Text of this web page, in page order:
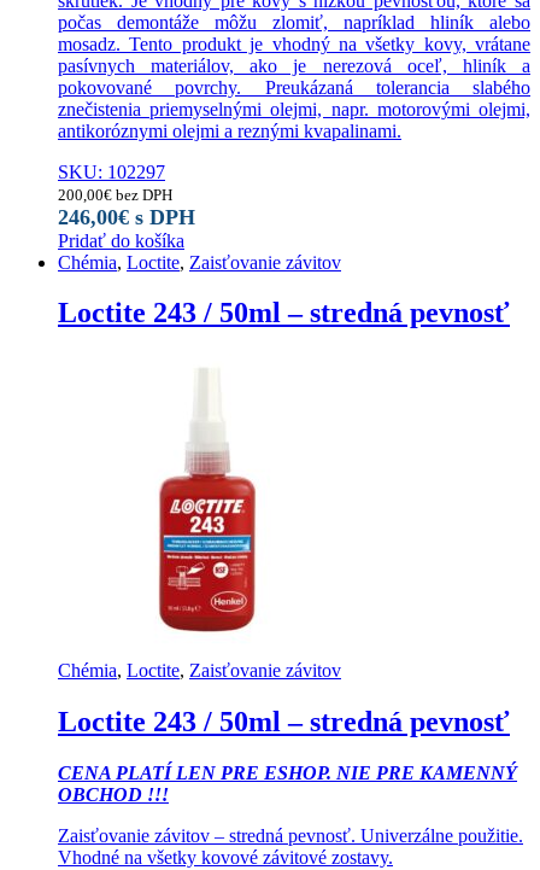
počas demontáže môžu zlomiť, napríklad hliník alebo
mosadz. Tento produkt je vhodný na všetky kovy, vrátane
pasívnych materiálov, ako je nerezová oceľ, hliník a
pokovované povrchy. Preukázaná tolerancia slabého
znečistenia priemyselnými olejmi, napr. motorovými olejmi,
antikoróznymi olejmi a reznými kvapalinami.
SKU: 102297
200,00€ bez DPH
246,00€ s DPH
Pridať do košíka
Chémia, Loctite, Zaisťovanie závitov
Loctite 243 / 50ml – stredná pevnosť
Chémia, Loctite, Zaisťovanie závitov
Loctite 243 / 50ml – stredná pevnosť
CENA PLATÍ LEN PRE ESHOP. NIE PRE KAMENNÝ
OBCHOD !!!
Zaisťovanie závitov – stredná pevnosť. Univerzálne použitie.
Vhodné na všetky kovové závitové zostavy.